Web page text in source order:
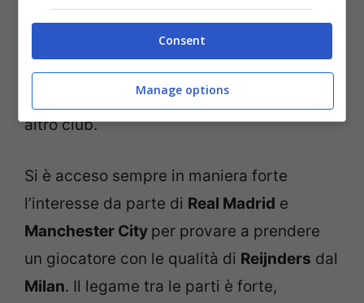
settimane, dopo una stagione ad avere i
migliori talenti sott’osservazione, c’è ora la
possibilità concreta che ilMilan possa
chiudere la cessione diReijnders
altro club.
Si è acceso sempre in maniera forte
l’interesse da parte di Real Madrid e
Manchester City per provare a prendere
un giocatore con le qualità di Reijnders dal
Milan. Il legame tra le parti è forte,
Consent
Manage options